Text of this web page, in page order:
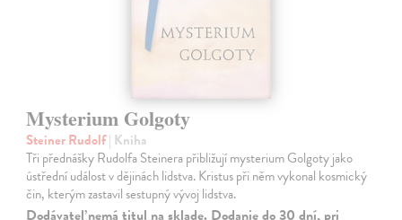
Mysterium Golgoty
Steiner Rudolf| Kniha
Tři přednášky Rudolfa Steinera přibližují mysterium Golgoty jako
ústřední událost v dějinách lidstva. Kristus při něm vykonal kosmický
čin, kterým zastavil sestupný vývoj lidstva.